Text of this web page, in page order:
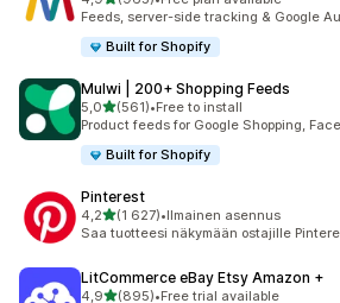
965 arvostelua yhteensä
Feeds, server-side tracking & Google
Built for Shopify
Mulwi | 200+ Shopping Feeds
5,0/ 5 tähteä
(561)
561 arvostelua yhteensä
•Free to install
Product feeds for Google Shopping,
Built for Shopify
Pinterest
4,2/ 5 tähteä
(1 627)
1627 arvostelua yhteensä
•Ilmainen asennus
Saa tuotteesi näkymään ostajille
LitCommerce eBay Etsy Amazon +
4,9/ 5 tähteä
(895)•Free trial available